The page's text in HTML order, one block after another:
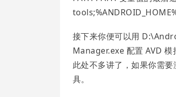
接下来你便可以用
Manager.exe 配置 AVD 模
此处不多讲了，如果你需
具。